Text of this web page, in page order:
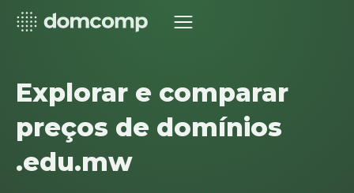
Explorar e comparar
preços de domínios
.edu.mw